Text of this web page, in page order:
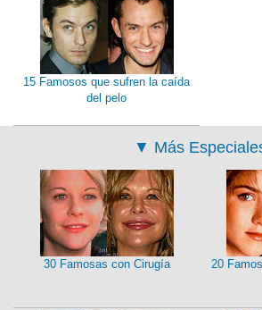
15 Famosos que sufren la caída
del pelo
▼ Más
30 Famosas con Cirugía
20